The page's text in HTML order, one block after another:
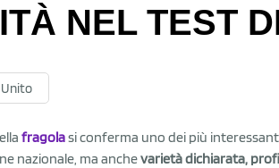
NEL TEST
Unito
fragolasi conferma uno dei più
nazionale, ma anchevarietà dichiarata,